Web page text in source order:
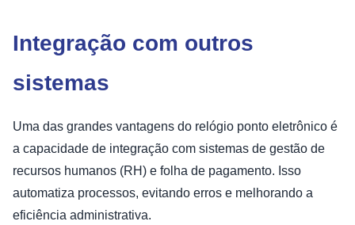
Integração com outros
sistemas
Uma das grandes vantagens do relógio ponto eletrônico é
a capacidade de integração com sistemas de gestão de
recursos humanos (RH) e folha de pagamento. Isso
automatiza processos, evitando erros e melhorando a
eficiência administrativa.